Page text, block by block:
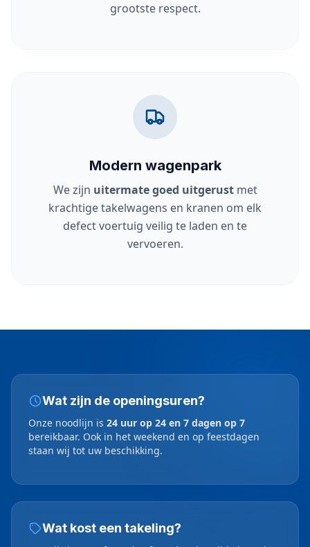
grootste respect.
Modern wagenpark
We zijn uitermate goed uitgerustmet
krachtige takelwagens en kranen om elk
defect voertuig veilig te laden en te
vervoeren.
Wat zijn de openingsuren?
Onze noodlijn is 24 uur op 24 en 7 dagen op 7
bereikbaar. Ook in het weekend en op feestdagen
staan wij tot uw beschikking.
Wat kost een takeling?